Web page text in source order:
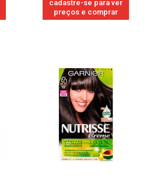
cadastre-se para ver
preços e comprar